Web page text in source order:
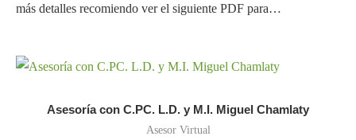
más detalles recomiendo ver el siguiente PDF para…
Asesoría con C.PC. L.D. y M.I. Miguel Chamlaty
Asesor Virtual